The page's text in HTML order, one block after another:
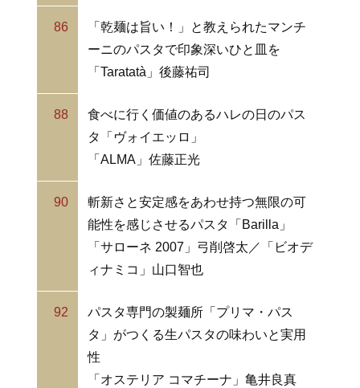
86
「乾麺は旨い！」と教えられたマンチ
ーニのパスタで印象深いひと皿を
「Taratatà」後藤祐司
88
食べに行く価値のあるハレの日のパス
タ「ヴォイエッロ」
「ALMA」佐藤正光
90
斬新さと安定感をあわせ持つ無限の可
能性を感じさせるパスタ「Barilla」
「サローネ 2007」弓削啓太／「ビオデ
ィナミコ」山口智也
92
パスタ専門の製麺所「プリマ・パス
タ」がつくる生パスタの味わいと実用
性
「オステリア コマチーナ」亀井良真